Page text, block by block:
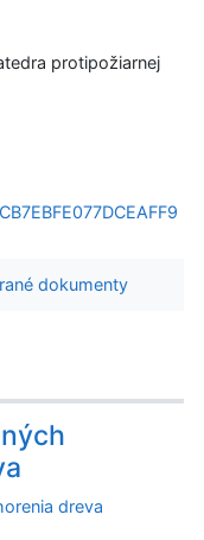
protipožiarnej
dokumenty
dreva